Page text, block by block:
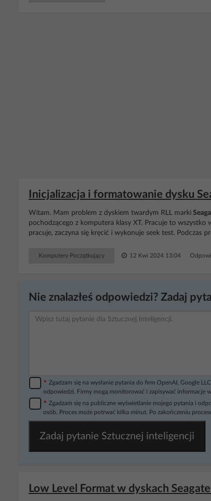
Inicjalizacja i formatowanie dysku
Witam. Mam problem z dyskiem twardym RLL marki
pochodzącego z komputera klasy XT. Pracuje to
pracuje, zaczyna się kręcić i wykonuje seek test. Podczas
Komputery Początkujący 12 Kwi 2024 13:04
Nie znalazłeś odpowiedzi? Zadaj
* Zgadzam się na wysłanie pytania do firm OpenAI, Google
odpowiedzi. Firmy mogą monitorować i zapisywać informacje
* Zgadzam się na publiczne wyświetlanie mojego pytania i
osób. Proces może potrwać kilka minut. Po zakończeniu
Zadaj pytanie Sztucznej inteligencji
Low Level Format w dyskach